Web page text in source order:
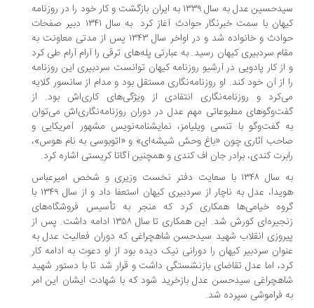
سیدحسین عدل به سال ۱۳۳۹ به ایران بازگشت و کار خود را در روزنامه
کیهان با سمت خبرنگار حوادث آغاز کرد. به سال ۱۳۴۱ دبیر صفحات
حوادث و خانواده شد و در اواخر سال ۱۳۴۳ پس از مدتی معاونت به
مقام سردبیری کیهان رسید. به عبارتی پله‌های ترقی را آرام آرام طی کرد
و از کار پادویی در آرشیو روزنامه کیهان توانست سردبیری این روزنامه
را از آن خود کند. او روزنامه‌نگاری مستقل بود و مدام از سانسور گلایه
می‌کرد و روزنامه‌نگاری انتقادی از ویژگی‌های کاری‌اش بود. از
گفت‌وگوهای مطبوعاتی مهم عدل در دوران روزنامه‌نگاری‌اش می‌توان
به گفت‌وگو با تنسی ویلیامز، نمایشنامه‌نویس مشهور آمریکایی و
صاحب آثاری چون «باغ وحش شیشه‌ای» و «اتوبوسی به نام هوس»،
رابرت کندی، برادر جان اف کندی و همچنین آگاتا کریستی اشاره کرد.
به سال ۱۳۴۸ با سعایت دفتر نخست وزیری و شخص امیرعباس
هویدا، عدل به ناچار از سردبیری کیهان استعفا داد و از سال ۱۳۴۹ با
گروه خیامی‌ها همکاری کرد که منجر به تأسیس فروشگاه‌های
زنجیره‌ای کورش شد. این همکاری تا سال ۱۳۵۸ ادامه داشت. پس از
پیروزی انقلاب شهید سیدحسن شاهچراغی که دوران فعالیت عدل به
عنوان سردبیر کیهان را دورانی نیک دیده بود از او دعوت به ادامه کار
کرد، اما عدل تقاضای بازنشستگی داشت و قرار شد تا با دستور شهید
شاهچراغی سیدحسن عدل بازخرید شود که با شهادت ایشان این امر
به فراموشی سپرده شد.